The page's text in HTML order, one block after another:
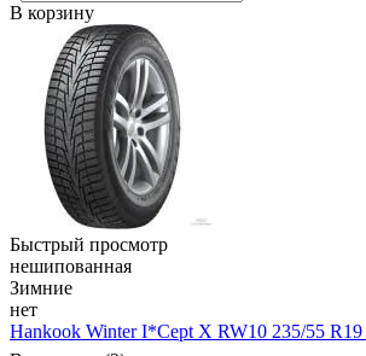
В корзину
Быстрый просмотр
нешипованная
Зимние
нет
Hankook Winter I*Cept X RW10 235/55